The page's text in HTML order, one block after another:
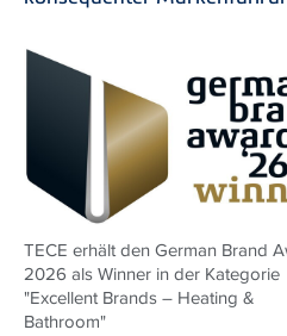
TECE erhält den German Brand
2026 als Winner in der Kategorie
"Excellent Brands – Heating &
Bathroom"